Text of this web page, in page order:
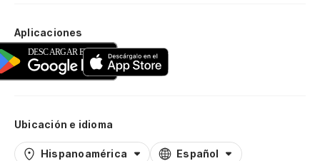
Aplicaciones
Ubicación e idioma
Hispanoamérica Español